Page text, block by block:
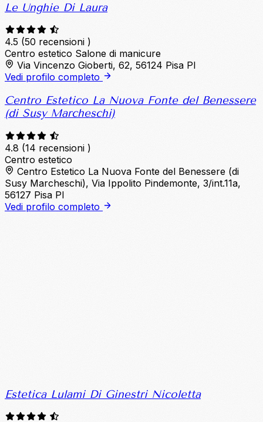
Le Unghie Di Laura
4.5 (50 recensioni )
Centro estetico Salone di manicure
Via Vincenzo Gioberti, 62, 56124 Pisa PI
Vedi profilo completo
Centro Estetico La Nuova Fonte del Benessere
(di Susy Marcheschi)
4.8 (14 recensioni )
Centro estetico
Centro Estetico La Nuova Fonte del Benessere (di
Susy Marcheschi), Via Ippolito Pindemonte, 3/int.11a,
56127 Pisa PI
Vedi profilo completo
Estetica Lulami Di Ginestri Nicoletta